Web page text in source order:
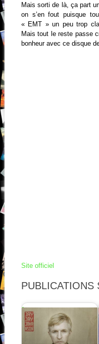
Mais sorti de là, ça part
on s’en fout puisque
« EMT » un peu trop
Mais tout le reste passe
bonheur avec ce disque
Site officiel
PUBLICATIONS